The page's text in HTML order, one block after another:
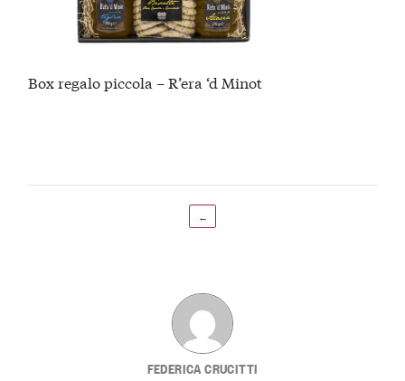
Box regalo piccola – R’era ‘d Minot
←
FEDERICA CRUCITTI